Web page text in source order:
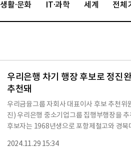
생활·문화 IT·과학 세계 전체
우리은행 차기 행장 후보로 정진
추천돼
우리금융그룹 자회사 대표이사 후보 추천
진) 우리은행 중소기업그룹 집행부행장을
후보자는 1968년생으로 포항제철고와 경
장, 테헤란로 VG 영업본부장, 본점영업부
2024.11.29 15:34